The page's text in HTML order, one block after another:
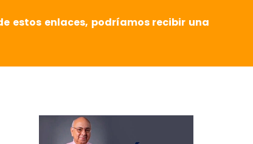
estos enlaces, podríamos recibir una